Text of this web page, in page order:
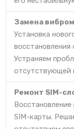
Замена
Установка
Устраняем
отсутствующей
Ремонт SIM-
SIM-карты.